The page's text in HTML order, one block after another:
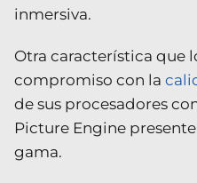
inmersiva.
Otra característica que
compromiso con la
de sus procesadores
Picture Engine
gama.